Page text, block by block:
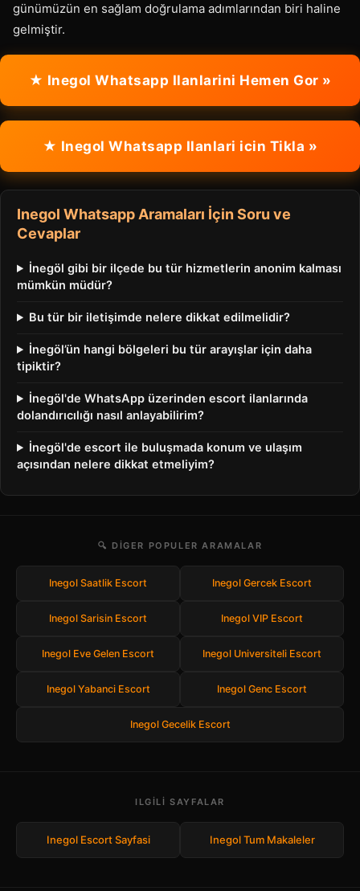
günümüzün en sağlam doğrulama adımlarından biri haline
gelmiştir.
★ Inegol Whatsapp Ilanlarini Hemen Gor »
★ Inegol Whatsapp Ilanlari icin Tikla »
Inegol Whatsapp Aramaları İçin Soru ve
Cevaplar
İnegöl gibi bir ilçede bu tür hizmetlerin anonim kalması
mümkün müdür?
Bu tür bir iletişimde nelere dikkat edilmelidir?
İnegöl’ün hangi bölgeleri bu tür arayışlar için daha
tipiktir?
İnegöl'de WhatsApp üzerinden escort ilanlarında
dolandırıcılığı nasıl anlayabilirim?
İnegöl'de escort ile buluşmada konum ve ulaşım
açısından nelere dikkat etmeliyim?
🔍 DIGER POPULER ARAMALAR
Inegol Saatlik Escort Inegol Gercek Escort
Inegol Sarisin Escort Inegol VIP Escort
Inegol Eve Gelen Escort Inegol Universiteli Escort
Inegol Yabanci Escort Inegol Genc Escort
Inegol Gecelik Escort
ILGILI SAYFALAR
Inegol Escort Sayfasi Inegol Tum Makaleler